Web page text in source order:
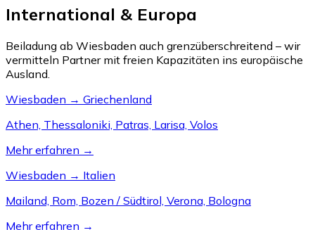
International & Europa
Beiladung ab Wiesbaden auch grenzüberschreitend – wir
vermitteln Partner mit freien Kapazitäten ins europäische
Ausland.
Wiesbaden → Griechenland
Athen, Thessaloniki, Patras, Larisa, Volos
Mehr erfahren →
Wiesbaden → Italien
Mailand, Rom, Bozen / Südtirol, Verona, Bologna
Mehr erfahren →